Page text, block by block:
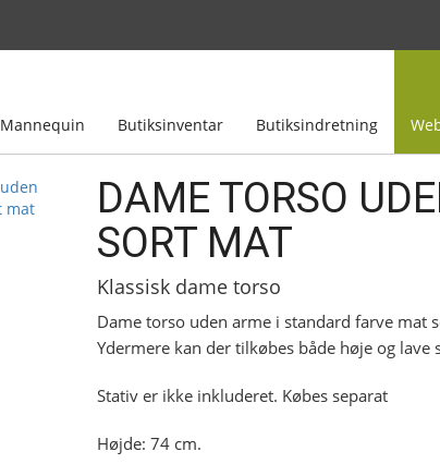
Mannequin Butiksinventar Butiksindretning
DAME TORSO
SORT MAT
Klassisk dame torso
Dame torso uden arme i standard farve mat
Ydermere kan der tilkøbes både høje og lave
Stativ er ikke inkluderet. Købes separat
Højde: 74 cm.